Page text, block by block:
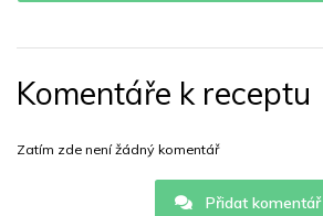
Komentáře k receptu
Zatím zde není žádný komentář
Přidat komentář